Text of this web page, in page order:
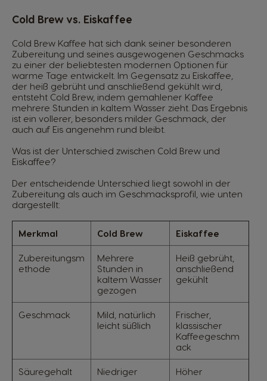
Cold Brew vs. Eiskaffee
Cold Brew Kaffee hat sich dank seiner besonderen
Zubereitung und seines ausgewogenen Geschmacks
zu einer der beliebtesten modernen Optionen für
warme Tage entwickelt. Im Gegensatz zu Eiskaffee,
der heiß gebrüht und anschließend gekühlt wird,
entsteht Cold Brew, indem gemahlener Kaffee
mehrere Stunden in kaltem Wasser zieht. Das Ergebnis
ist ein vollerer, besonders milder Geschmack, der
auch auf Eis angenehm rund bleibt.
Was ist der Unterschied zwischen Cold Brew und
Eiskaffee?
Der entscheidende Unterschied liegt sowohl in der
Zubereitung als auch im Geschmacksprofil, wie unten
dargestellt:
Merkmal Cold Brew Eiskaffee
Zubereitungsm
ethode
Mehrere
Stunden in
kaltem Wasser
gezogen
Heiß gebrüht,
anschließend
gekühlt
Geschmack
Mild, natürlich
leicht süßlich
Frischer,
klassischer
Kaffeegeschm
ack
Säuregehalt Niedriger Höher